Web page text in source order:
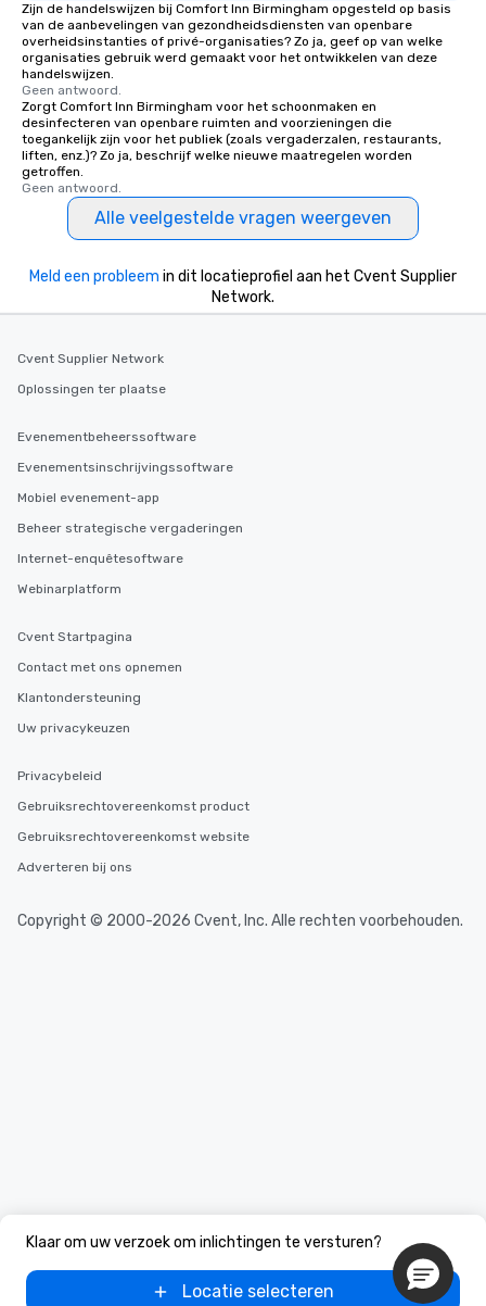
Zijn de handelswijzen bij Comfort Inn Birmingham opgesteld op basis
van de aanbevelingen van gezondheidsdiensten van openbare
overheidsinstanties of privé-organisaties? Zo ja, geef op van welke
organisaties gebruik werd gemaakt voor het ontwikkelen van deze
handelswijzen.
Geen antwoord.
Zorgt Comfort Inn Birmingham voor het schoonmaken en
desinfecteren van openbare ruimten and voorzieningen die
toegankelijk zijn voor het publiek (zoals vergaderzalen, restaurants,
liften, enz.)? Zo ja, beschrijf welke nieuwe maatregelen worden
getroffen.
Geen antwoord.
Alle veelgestelde vragen weergeven
Klaar om uw verzoek om inlichtingen te versturen?
Locatie selecteren
Meld een probleem in dit locatieprofiel aan het Cvent Supplier
Network.
Cvent Supplier Network
Oplossingen ter plaatse
Evenementbeheerssoftware
Evenementsinschrijvingssoftware
Mobiel evenement-app
Beheer strategische vergaderingen
Internet-enquêtesoftware
Webinarplatform
Cvent Startpagina
Contact met ons opnemen
Klantondersteuning
Uw privacykeuzen
Privacybeleid
Gebruiksrechtovereenkomst product
Gebruiksrechtovereenkomst website
Adverteren bij ons
Copyright © 2000-2026 Cvent, Inc. Alle rechten voorbehouden.